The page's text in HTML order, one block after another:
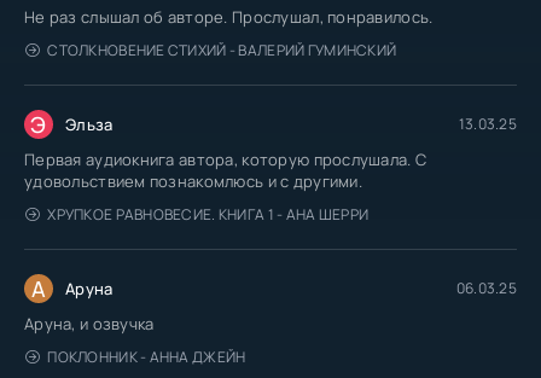
Не раз слышал об авторе. Прослушал, понравилось.
СТОЛКНОВЕНИЕ СТИХИЙ - ВАЛЕРИЙ ГУМИНСКИЙ
Э Эльза 13.03.25
Первая аудиокнига автора, которую прослушала. С
удовольствием познакомлюсь и с другими.
ХРУПКОЕ РАВНОВЕСИЕ. КНИГА 1 - АНА ШЕРРИ
А Аруна 06.03.25
Аруна, и озвучка
ПОКЛОННИК - АННА ДЖЕЙН